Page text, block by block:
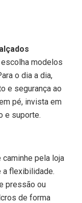
modelos
o dia a dia,
e segurança ao
pé, invista em
e suporte.
caminhe pela loja
a flexibilidade.
pressão ou
de forma